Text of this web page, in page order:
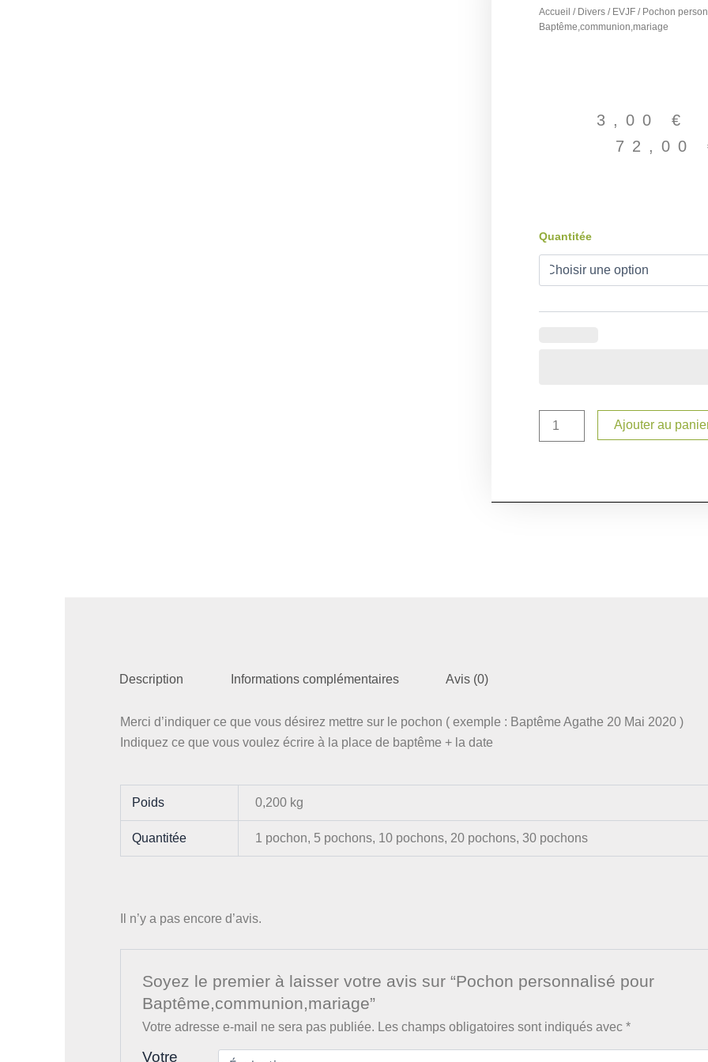
Accueil / Divers / EVJF / Pochon
Baptême,communion,mariage
3,00 €
72,00
Quantitée
quantité
de
personnalisé
Baptême,communion,mariage
Ajouter au
Description Informations complémentaires Avis (0)
Merci d’indiquer ce que vous désirez mettre sur le pochon ( exemple : Baptême Agathe 20 Mai 2020 )
Indiquez ce que vous voulez écrire à la place de baptême + la date
Poids 0,200 kg
Quantitée 1 pochon, 5 pochons, 10 pochons, 20 pochons, 30 pochons
Il n’y a pas encore d’avis.
Soyez le premier à laisser votre avis sur “Pochon personnalisé pour
Baptême,communion,mariage”
Votre adresse e-mail ne sera pas publiée. Les champs obligatoires sont indiqués avec *
Votre